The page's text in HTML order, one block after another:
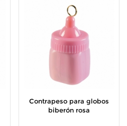
Contrapeso para globos
biberón rosa